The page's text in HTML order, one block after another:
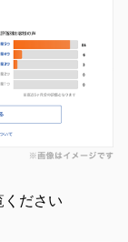
ください